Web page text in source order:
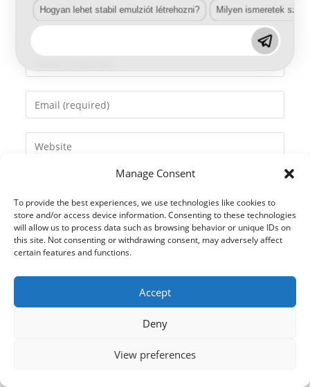
Manage Consent
To provide the best experiences, we use technologies like cookies to
store and/or access device information. Consenting to these technologies
will allow us to process data such as browsing behavior or unique IDs on
this site. Not consenting or withdrawing consent, may adversely affect
certain features and functions.
Accept
Deny
View preferences
Enter
your
name
Enter
your
email
address
Enter
your
(optional)
© 2021 Kaméleon Hungary Kft. Minden jog fenntartva. All rights
Hogyan lehet stabil emulziót létrehozni? Milyen ismeretek